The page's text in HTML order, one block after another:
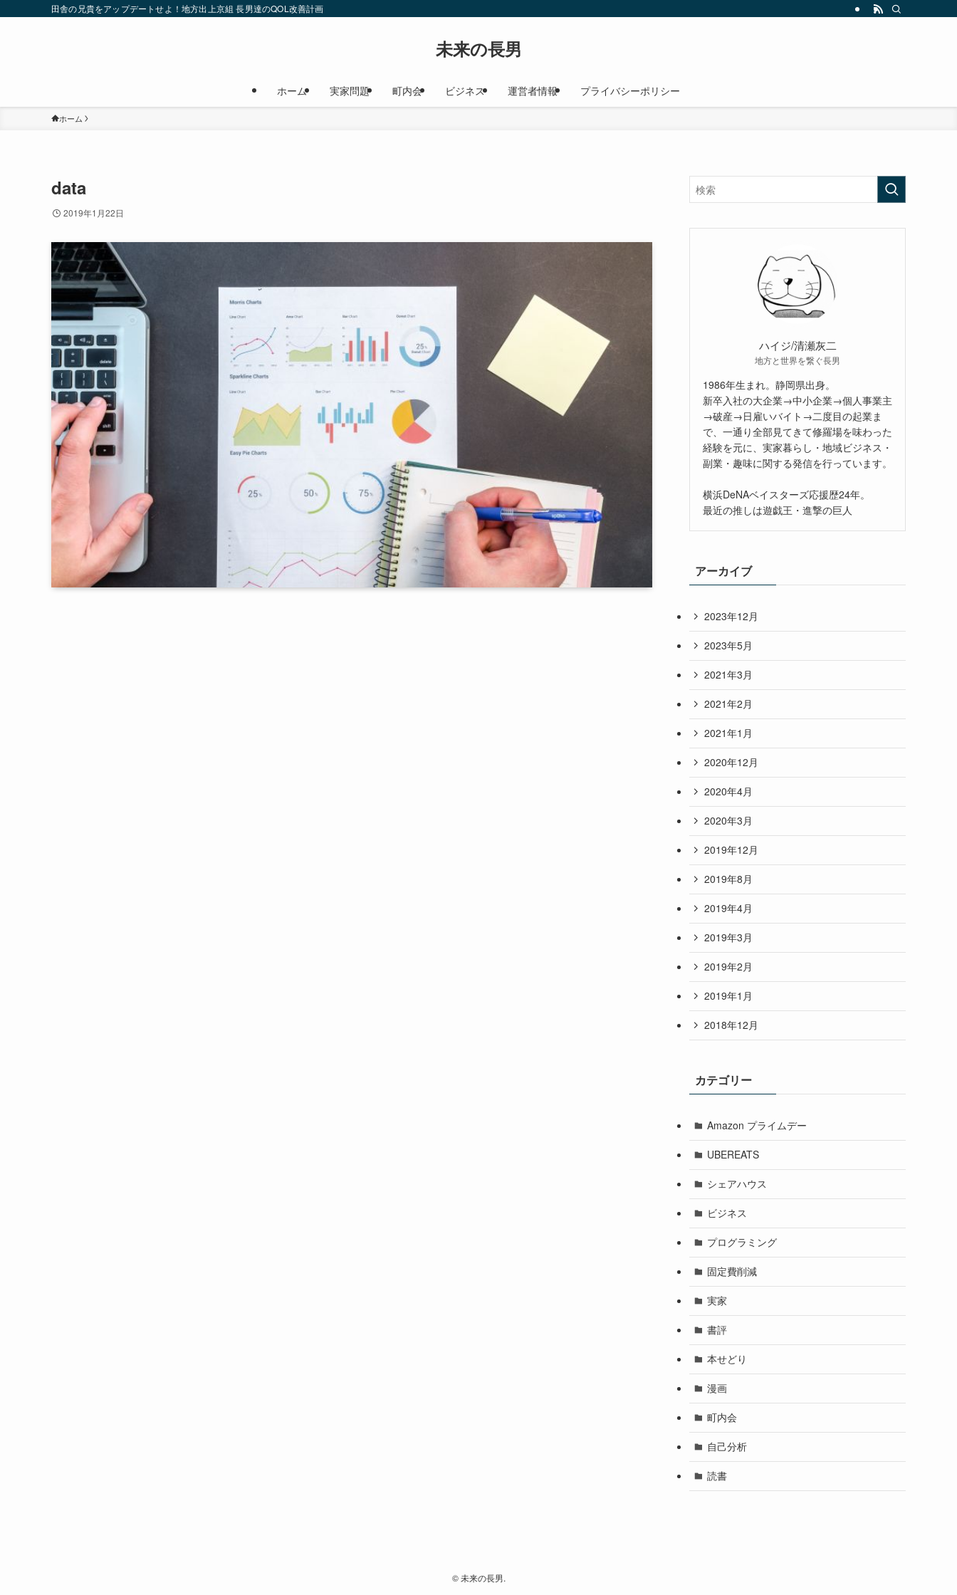
田舎の兄貴をアップデートせよ！地方出上京組 長男達のQOL改善計画
未来の長男
ホーム 実家問題 町内会 ビジネス 運営者情報 プライバシーポリシー
ホーム
data
2019年1月22日
ハイジ/清瀬灰二
地方と世界を繋ぐ長男
1986年生まれ。静岡県出身。
新卒入社の大企業→中小企業→個人事業主
→破産→日雇いバイト→二度目の起業ま
で、一通り全部見てきて修羅場を味わった
経験を元に、実家暮らし・地域ビジネス・
副業・趣味に関する発信を行っています。
横浜DeNAベイスターズ応援歴24年。
最近の推しは遊戯王・進撃の巨人
アーカイブ
2023年12月
2023年5月
2021年3月
2021年2月
2021年1月
2020年12月
2020年4月
2020年3月
2019年12月
2019年8月
2019年4月
2019年3月
2019年2月
2019年1月
2018年12月
カテゴリー
Amazon プライムデー
UBEREATS
シェアハウス
ビジネス
プログラミング
固定費削減
実家
書評
本せどり
漫画
町内会
自己分析
読書
©未来の長男.